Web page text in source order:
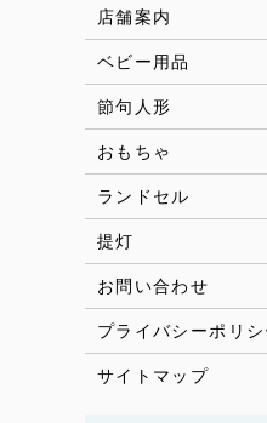
店舗案内
ベビー用品
節句人形
おもちゃ
ランドセル
提灯
お問い合わせ
プライバシーポリシ
サイトマップ